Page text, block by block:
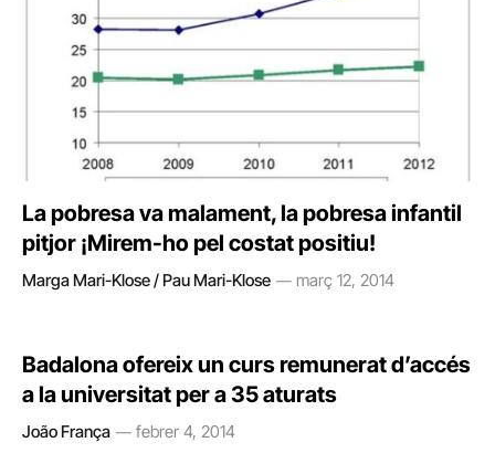
La pobresa va malament, la pobresa infantil
pitjor ¡Mirem-ho pel costat positiu!
Marga Mari-Klose / Pau Mari-Klose març 12, 2014
Badalona ofereix un curs remunerat d’accés
a la universitat per a 35 aturats
João França febrer 4, 2014